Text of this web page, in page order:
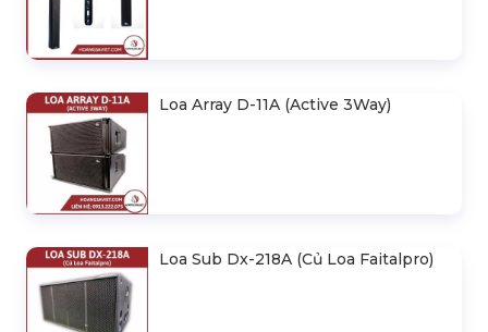
Loa Array D-11A (Active 3Way)
Loa Sub Dx-218A (Củ Loa Faitalpro)